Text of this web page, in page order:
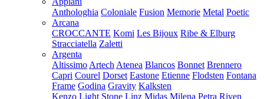
Anthologhia Coloniale Fusion Memorie Metal Poetic
Arcana
CROCCANTE Komi Les Bijoux Ribe & Elburg
Stracciatella Zaletti
Argenta
Altissimo Artech Atenea Blancos Bonnet Brennero
Capri Courel Dorset Eastone Etienne Flodsten Fontana
Frame Godina Gravity Kalksten
Kenzo Light Stone Linz Midas Milena Petra Riven